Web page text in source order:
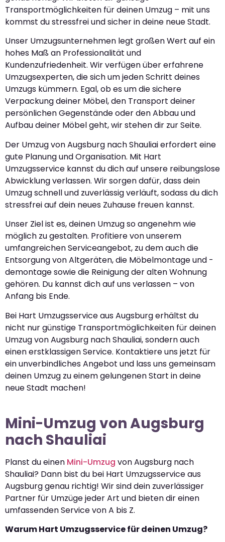
Transportmöglichkeiten für deinen Umzug – mit uns
kommst du stressfrei und sicher in deine neue Stadt.
Unser Umzugsunternehmen legt großen Wert auf ein
hohes Maß an Professionalität und
Kundenzufriedenheit. Wir verfügen über erfahrene
Umzugsexperten, die sich um jeden Schritt deines
Umzugs kümmern. Egal, ob es um die sichere
Verpackung deiner Möbel, den Transport deiner
persönlichen Gegenstände oder den Abbau und
Aufbau deiner Möbel geht, wir stehen dir zur Seite.
Der Umzug von Augsburg nach Shauliai erfordert eine
gute Planung und Organisation. Mit Hart
Umzugsservice kannst du dich auf unsere reibungslose
Abwicklung verlassen. Wir sorgen dafür, dass dein
Umzug schnell und zuverlässig verläuft, sodass du dich
stressfrei auf dein neues Zuhause freuen kannst.
Unser Ziel ist es, deinen Umzug so angenehm wie
möglich zu gestalten. Profitiere von unserem
umfangreichen Serviceangebot, zu dem auch die
Entsorgung von Altgeräten, die Möbelmontage und -
demontage sowie die Reinigung der alten Wohnung
gehören. Du kannst dich auf uns verlassen – von
Anfang bis Ende.
Bei Hart Umzugsservice aus Augsburg erhältst du
nicht nur günstige Transportmöglichkeiten für deinen
Umzug von Augsburg nach Shauliai, sondern auch
einen erstklassigen Service. Kontaktiere uns jetzt für
ein unverbindliches Angebot und lass uns gemeinsam
deinen Umzug zu einem gelungenen Start in deine
neue Stadt machen!
Mini-Umzug von Augsburg
nach Shauliai
Planst du einen Mini-Umzug von Augsburg nach
Shauliai? Dann bist du bei Hart Umzugsservice aus
Augsburg genau richtig! Wir sind dein zuverlässiger
Partner für Umzüge jeder Art und bieten dir einen
umfassenden Service von A bis Z.
Warum Hart Umzugsservice für deinen Umzug?